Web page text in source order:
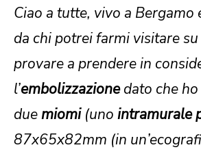
Ciao a tutte, vivo a Bergamo
da chi potrei farmi visitare
provare a prendere in
l’embolizzazionedato che ho
duemiomi(uno intramurale
87x65x82mm (in